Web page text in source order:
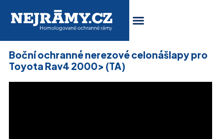
Boční ochranné nerezové celonášlapy pro
Toyota Rav4 2000> (TA)